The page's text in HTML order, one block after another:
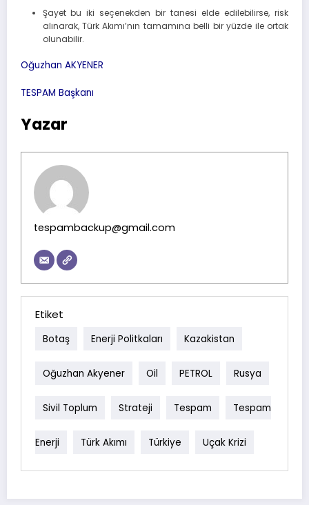
Şayet bu iki seçenekden bir tanesi elde edilebilirse, risk
alınarak, Türk Akımı’nın tamamına belli bir yüzde ile ortak
olunabilir.
Oğuzhan AKYENER
TESPAM Başkanı
Yazar
tespambackup@gmail.com
Etiket
Botaş Enerji Politkaları Kazakistan
Oğuzhan Akyener Oil PETROL Rusya
Sivil Toplum Strateji Tespam Tespam
Enerji Türk Akımı Türkiye Uçak Krizi